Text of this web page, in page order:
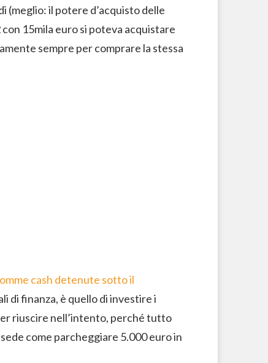
(meglio: il potere d’acquisto delle
15mila euro si poteva acquistare
sempre per comprare la stessa
cash detenute sotto il
di finanza, è quello di investire i
riuscire nell’intento, perché tutto
come parcheggiare 5.000 euro in